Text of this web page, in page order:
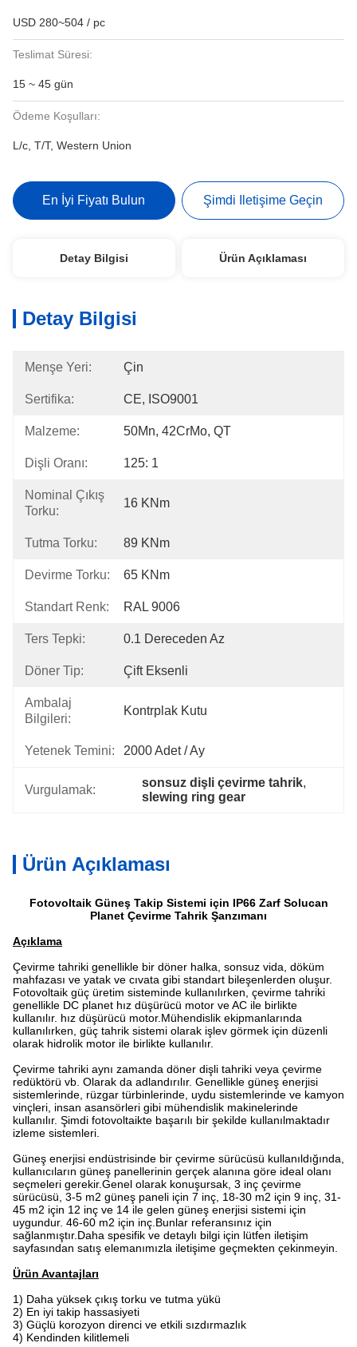
USD 280~504 / pc
Teslimat Süresi:
15 ~ 45 gün
Ödeme Koşulları:
L/c, T/T, Western Union
En İyi Fiyatı Bulun Şimdi Iletişime Geçin
Detay Bilgisi Ürün Açıklaması
Detay Bilgisi
Menşe Yeri: Çin
Sertifika: CE, ISO9001
Malzeme: 50Mn, 42CrMo, QT
Dişli Oranı: 125: 1
Nominal Çıkış
Torku:
16 KNm
Tutma Torku: 89 KNm
Devirme Torku: 65 KNm
Standart Renk: RAL 9006
Ters Tepki: 0.1 Dereceden Az
Döner Tip: Çift Eksenli
Ambalaj
Bilgileri:
Kontrplak Kutu
Yetenek Temini: 2000 Adet / Ay
Vurgulamak:
sonsuz dişli çevirme tahrik,
slewing ring gear
Ürün Açıklaması
Fotovoltaik Güneş Takip Sistemi için IP66 Zarf Solucan
Planet Çevirme Tahrik Şanzımanı
Açıklama
Çevirme tahriki genellikle bir döner halka, sonsuz vida, döküm
mahfazası ve yatak ve cıvata gibi standart bileşenlerden oluşur.
Fotovoltaik güç üretim sisteminde kullanılırken, çevirme tahriki
genellikle DC planet hız düşürücü motor ve AC ile birlikte
kullanılır. hız düşürücü motor.Mühendislik ekipmanlarında
kullanılırken, güç tahrik sistemi olarak işlev görmek için düzenli
olarak hidrolik motor ile birlikte kullanılır.
Çevirme tahriki aynı zamanda döner dişli tahriki veya çevirme
redüktörü vb. Olarak da adlandırılır. Genellikle güneş enerjisi
sistemlerinde, rüzgar türbinlerinde, uydu sistemlerinde ve kamyon
vinçleri, insan asansörleri gibi mühendislik makinelerinde
kullanılır. Şimdi fotovoltaikte başarılı bir şekilde kullanılmaktadır
izleme sistemleri.
Güneş enerjisi endüstrisinde bir çevirme sürücüsü kullanıldığında,
kullanıcıların güneş panellerinin gerçek alanına göre ideal olanı
seçmeleri gerekir.Genel olarak konuşursak, 3 inç çevirme
sürücüsü, 3-5 m2 güneş paneli için 7 inç, 18-30 m2 için 9 inç, 31-
45 m2 için 12 inç ve 14 ile gelen güneş enerjisi sistemi için
uygundur. 46-60 m2 için inç.Bunlar referansınız için
sağlanmıştır.Daha spesifik ve detaylı bilgi için lütfen iletişim
sayfasından satış elemanımızla iletişime geçmekten çekinmeyin.
Ürün Avantajları
1) Daha yüksek çıkış torku ve tutma yükü
2) En iyi takip hassasiyeti
3) Güçlü korozyon direnci ve etkili sızdırmazlık
4) Kendinden kilitlemeli